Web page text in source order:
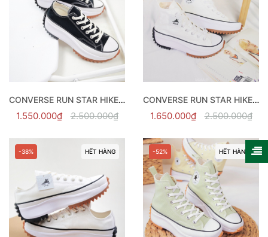
CONVERSE RUN STAR HIKE BLACK LOW - 168816V
1.550.000₫ 2.500.000₫
CONVERSE RUN STAR HIKE WHITE HI - 166799V
1.650.000₫ 2.500.000₫
-38% HẾT HÀNG -52% HẾT HÀNG